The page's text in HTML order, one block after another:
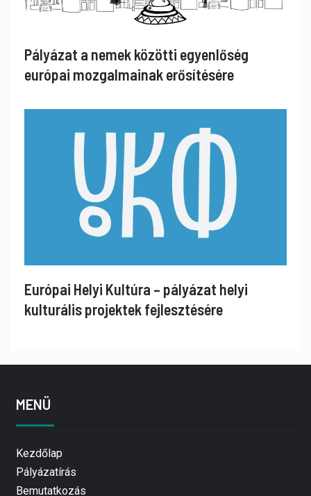
Pályázat a nemek közötti egyenlőség
európai mozgalmainak erősítésére
Európai Helyi Kultúra – pályázat helyi
kulturális projektek fejlesztésére
MENÜ
Kezdőlap
Pályázatírás
Bemutatkozás